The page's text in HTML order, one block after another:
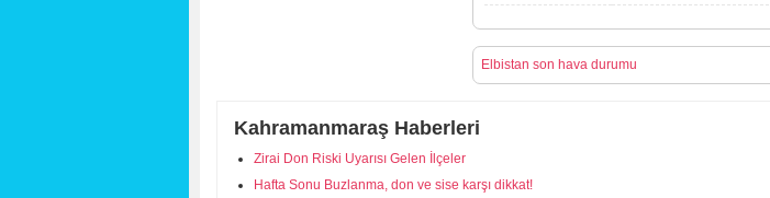
Elbistan son hava durumu
Kahramanmaraş Haberleri
Zirai Don Riski Uyarısı Gelen İlçeler
Hafta Sonu Buzlanma, don ve sise karşı dikkat!